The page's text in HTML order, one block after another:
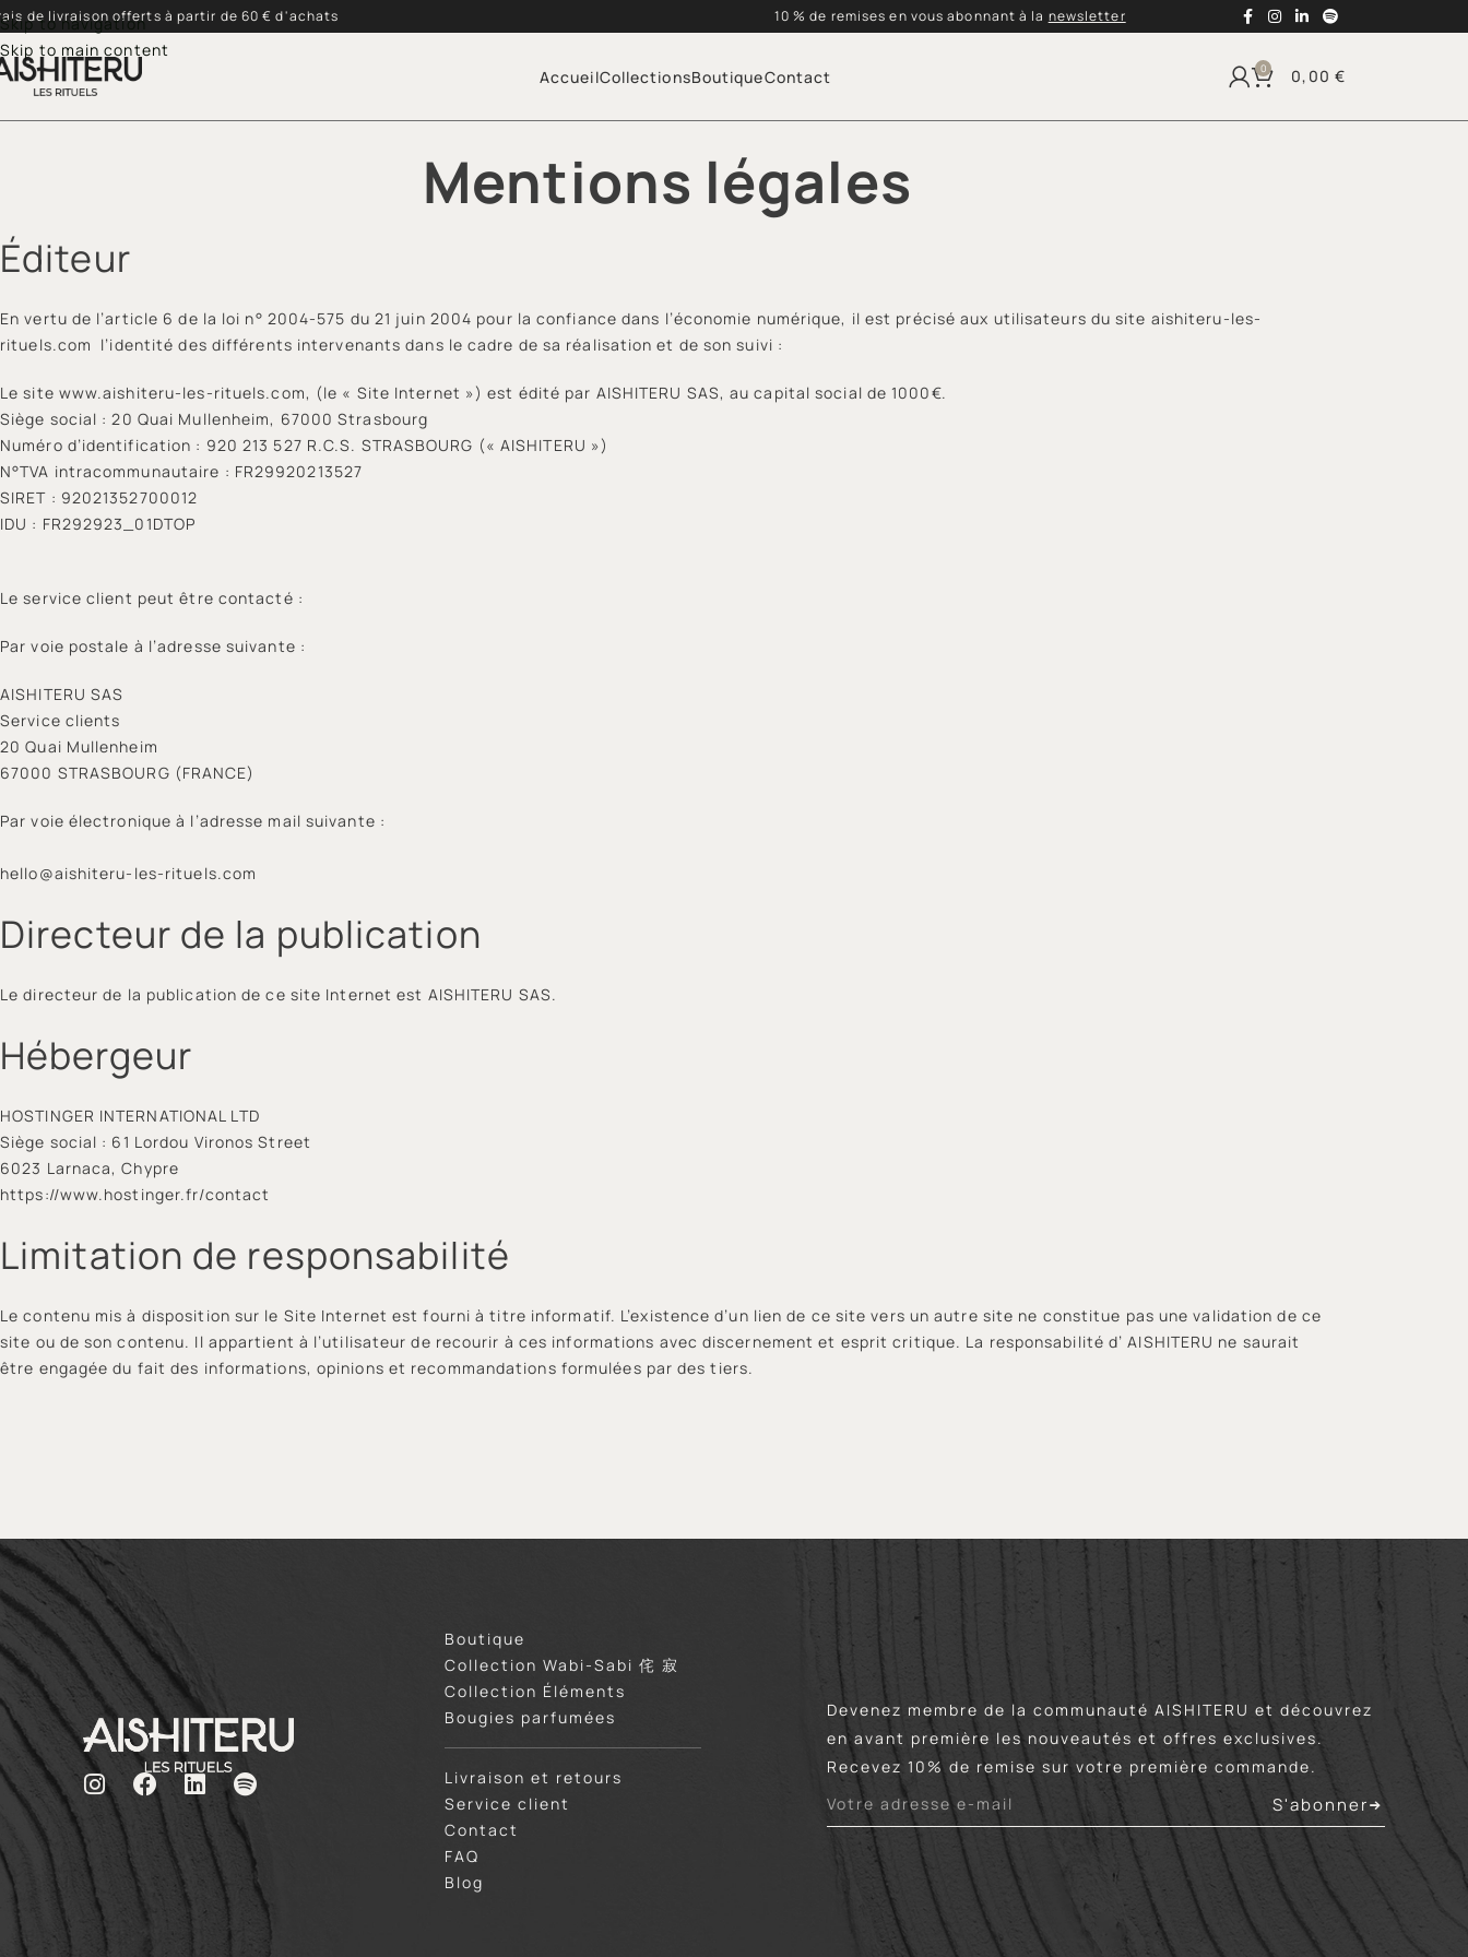
Skip to navigation
Skip to main content
de livraison offerts à partir de 60 € d'achats 10 % de remises en vous abonnant à la newsletter
AccueilCollectionsBoutiqueContact 0 0,00 €
Mentions légales
Éditeur
En vertu de l’article 6 de la loi n° 2004-575 du 21 juin 2004 pour la confiance dans l’économie numérique, il est précisé aux utilisateurs du site aishiteru-les-
rituels.com l’identité des différents intervenants dans le cadre de sa réalisation et de son suivi :
Le site www.aishiteru-les-rituels.com, (le « Site Internet ») est édité par AISHITERU SAS, au capital social de 1000€.
Siège social : 20 Quai Mullenheim, 67000 Strasbourg
Numéro d’identification : 920 213 527 R.C.S. STRASBOURG (« AISHITERU »)
N°TVA intracommunautaire : FR29920213527
SIRET : 92021352700012
IDU : FR292923_01DTOP
Le service client peut être contacté :
Par voie postale à l’adresse suivante :
AISHITERU SAS
Service clients
20 Quai Mullenheim
67000 STRASBOURG (FRANCE)
Par voie électronique à l’adresse mail suivante :
hello@aishiteru-les-rituels.com
Directeur de la publication
Le directeur de la publication de ce site Internet est AISHITERU SAS.
Hébergeur
HOSTINGER INTERNATIONAL LTD
Siège social : 61 Lordou Vironos Street
6023 Larnaca, Chypre
https://www.hostinger.fr/contact
Limitation de responsabilité
Le contenu mis à disposition sur le Site Internet est fourni à titre informatif. L’existence d’un lien de ce site vers un autre site ne constitue pas une validation de ce
site ou de son contenu. Il appartient à l’utilisateur de recourir à ces informations avec discernement et esprit critique. La responsabilité d’ AISHITERU ne saurait
être engagée du fait des informations, opinions et recommandations formulées par des tiers.
Boutique
Collection Wabi-Sabi 侘 寂
Collection Éléments
Bougies parfumées
Livraison et retours
Service client
Contact
FAQ
Blog
Devenez membre de la communauté AISHITERU et découvrez
en avant première les nouveautés et offres exclusives.
Recevez 10% de remise sur votre première commande.
S'abonner